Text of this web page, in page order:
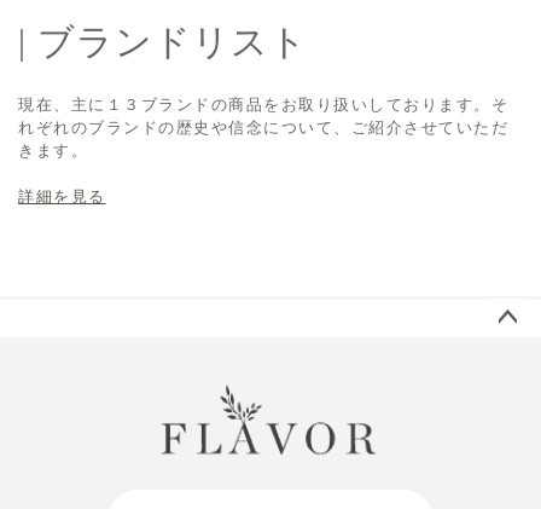
| ブランドリスト
現在、主に１３ブランドの商品をお取り扱いしております。そ
れぞれのブランドの歴史や信念について、ご紹介させていただ
きます。
詳細を見る